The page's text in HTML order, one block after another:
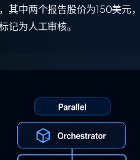
其中两个报告股价为150美元
记为人工审核。